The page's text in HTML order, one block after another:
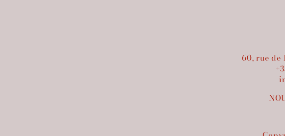
60, rue de